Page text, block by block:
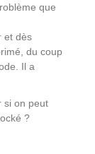
que
et dès
du coup
Il a
si on peut
?